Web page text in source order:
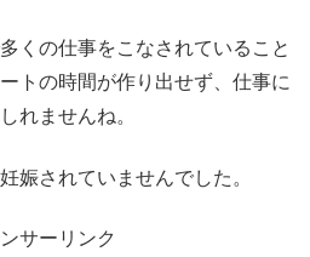
くの仕事をこなされていること
トの時間が作り出せず、仕事に
れませんね。
娠されていませんでした。
サーリンク